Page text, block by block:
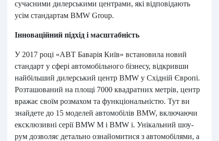
сучасними дилерськими центрами, які відповідають
усім стандартам BMW Group.
Інноваційний підхід і масштабність
У 2017 році «АВТ Баварія Київ» встановила новий
стандарт у сфері автомобільного бізнесу, відкривши
найбільший дилерський центр BMW у Східній Європі.
Розташований на площі 7000 квадратних метрів, центр
вражає своїм розмахом та функціональністю. Тут ви
знайдете до 15 моделей автомобілів BMW, включаючи
ексклюзивні серії BMW M і BMW i. Унікальний шоу-
рум дозволяє детально ознайомитися з автомобілями, а